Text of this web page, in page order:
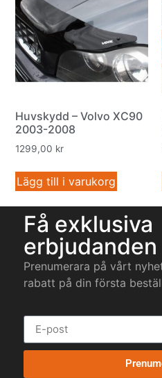
Huvskydd – Volvo XC90
2003-2008
1299,00 kr
Lägg till i varukorg
Få exklusiva
erbjudanden
Prenumerara på vårt
rabatt på din första